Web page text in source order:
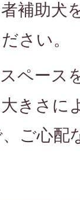
補助犬
さい。
ペース
きさに
ご心配